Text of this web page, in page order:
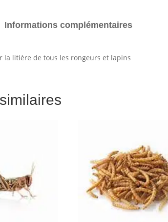
Informations complémentaires
la litière de tous les rongeurs et lapins